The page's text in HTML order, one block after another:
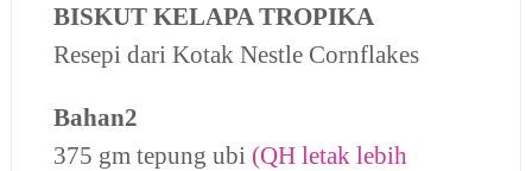
BISKUT KELAPA TROPIKA
Resepi dari Kotak Nestle Cornflakes
Bahan2
375 gm tepung ubi (QH letak lebih